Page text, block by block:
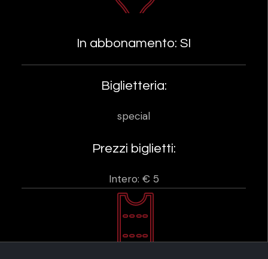
In abbonamento: SI
Biglietteria:
special
Prezzi biglietti:
Intero: € 5